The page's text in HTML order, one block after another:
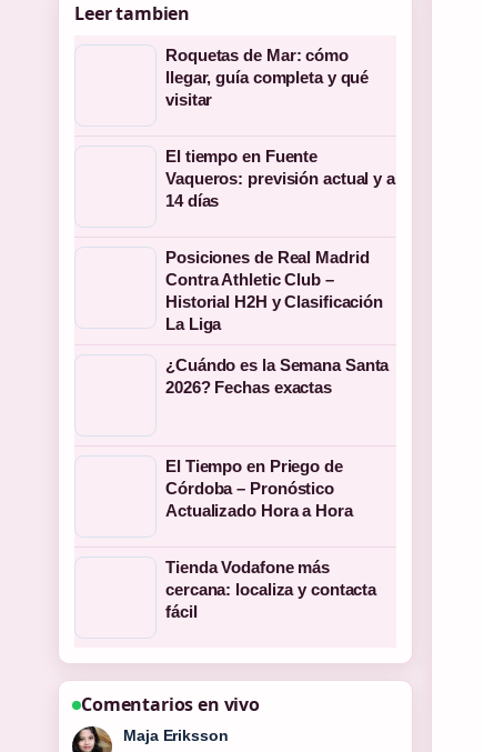
Leer tambien
Roquetas de Mar: cómo
llegar, guía completa y qué
visitar
El tiempo en Fuente
Vaqueros: previsión actual y a
14 días
Posiciones de Real Madrid
Contra Athletic Club –
Historial H2H y Clasificación
La Liga
¿Cuándo es la Semana Santa
2026? Fechas exactas
El Tiempo en Priego de
Córdoba – Pronóstico
Actualizado Hora a Hora
Tienda Vodafone más
cercana: localiza y contacta
fácil
Comentarios en vivo
Maja Eriksson